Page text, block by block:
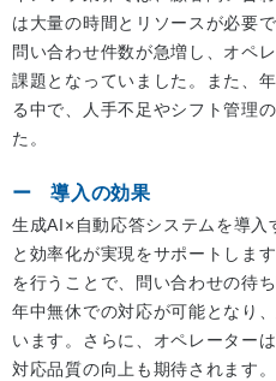
は大量の時間とリソースが必要
問い合わせ件数が急増し、オペ
課題となっていました。また、
る中で、人手不足やシフト管理
た。
導入の効果
生成AI×自動応答システムを導
と効率化が実現をサポートしま
を行うことで、問い合わせの待
年中無休での対応が可能となり
います。さらに、オペレーター
対応品質の向上も期待されます。